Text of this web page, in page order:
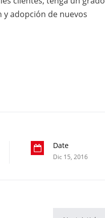
adopción de nuevos
Date
Dic 15, 2016